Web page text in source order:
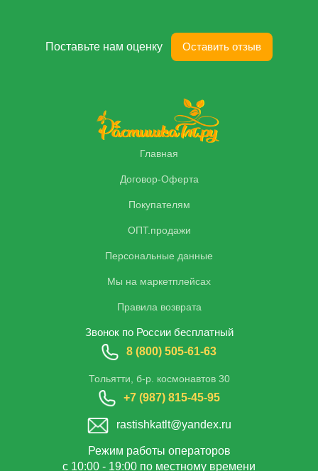
Поставьте нам оценку Оставить отзыв
Главная
Договор-Оферта
Покупателям
ОПТ.продажи
Персональные данные
Мы на маркетплейсах
Правила возврата
Звонок по России бесплатный
8 (800) 505-61-63
Тольятти, б-р. космонавтов 30
+7 (987) 815-45-95
rastishkatlt@yandex.ru
Режим работы операторов
с 10:00 - 19:00 по местному времени